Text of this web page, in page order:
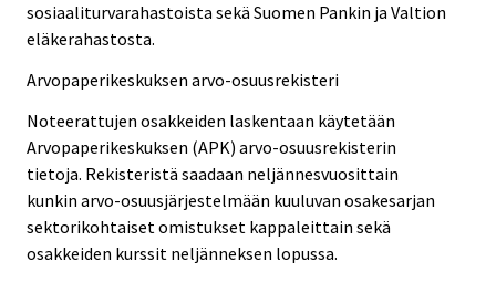
sosiaaliturvarahastoista sekä Suomen Pankin ja Valtion
eläkerahastosta.
Arvopaperikeskuksen arvo-osuusrekisteri
Noteerattujen osakkeiden laskentaan käytetään
Arvopaperikeskuksen (APK) arvo-osuusrekisterin
tietoja. Rekisteristä saadaan neljännesvuosittain
kunkin arvo-osuusjärjestelmään kuuluvan osakesarjan
sektorikohtaiset omistukset kappaleittain sekä
osakkeiden kurssit neljänneksen lopussa.